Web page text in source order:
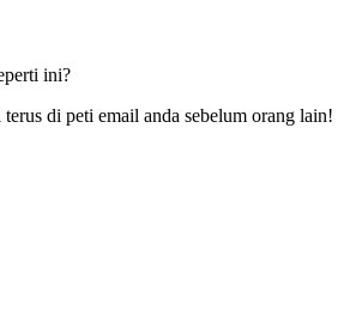
ini?
di peti email anda sebelum orang lain!